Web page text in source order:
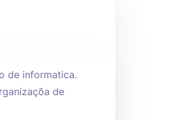
de informatica.
de